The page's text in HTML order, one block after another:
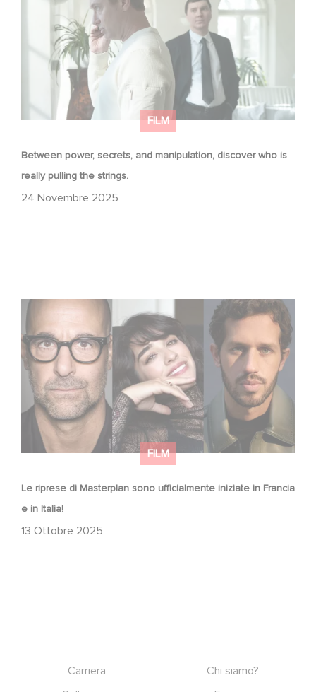
FILM
Between power, secrets, and manipulation, discover who is
really pulling the strings.
24 Novembre 2025
FILM
Le riprese di Masterplan sono ufficialmente iniziate in Francia
e in Italia!
13 Ottobre 2025
Le riprese di Masterplan sono ufficialmente iniziate in
Carriera
Chi siamo?